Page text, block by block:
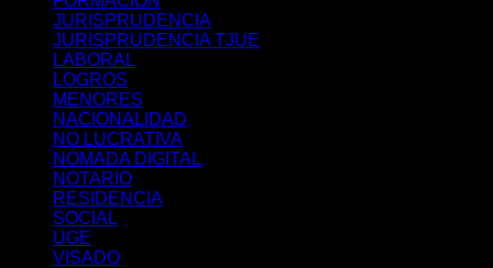
JURISPRUDENCIA
JURISPRUDENCIA TJUE
LABORAL
LOGROS
MENORES
NACIONALIDAD
NO LUCRATIVA
NÓMADA DIGITAL
NOTARIO
RESIDENCIA
SOCIAL
UGE
VISADO